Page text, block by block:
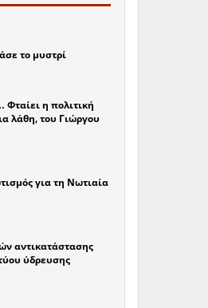
το μυστρί
η πολιτική
λάθη, του Γιώργου
για τη Νωτιαία
αντικατάστασης
ύδρευσης